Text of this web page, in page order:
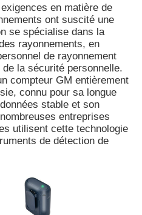
en matière de
ont suscité une
se spécialise dans la
rayonnements, en
de rayonnement
la sécurité personnelle.
compteur GM entièrement
connu pour sa longue
stable et son
entreprises
utilisent cette technologie
de détection de